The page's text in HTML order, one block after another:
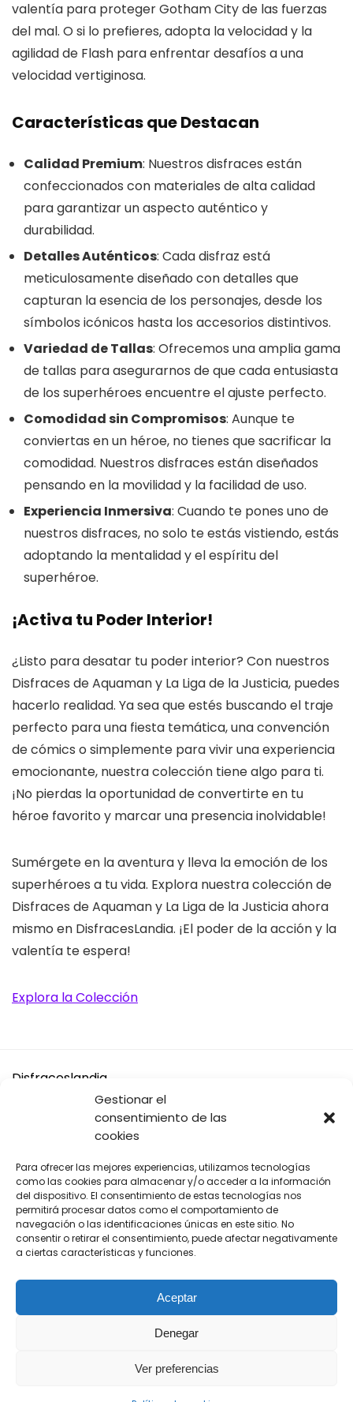
Gestionar el
consentimiento de las
cookies
Para ofrecer las mejores experiencias, utilizamos tecnologías
como las cookies para almacenar y/o acceder a la información
del dispositivo. El consentimiento de estas tecnologías nos
permitirá procesar datos como el comportamiento de
navegación o las identificaciones únicas en este sitio. No
consentir o retirar el consentimiento, puede afectar negativamente
a ciertas características y funciones.
Aceptar
Denegar
Ver preferencias
valentía para proteger Gotham City de las fuerzas
del mal. O si lo prefieres, adopta la velocidad y la
agilidad de Flash para enfrentar desafíos a una
velocidad vertiginosa.
Características que Destacan
Calidad Premium: Nuestros disfraces están
confeccionados con materiales de alta calidad
para garantizar un aspecto auténtico y
durabilidad.
Detalles Auténticos: Cada disfraz está
meticulosamente diseñado con detalles que
capturan la esencia de los personajes, desde los
símbolos icónicos hasta los accesorios distintivos.
Variedad de Tallas: Ofrecemos una amplia gama
de tallas para asegurarnos de que cada entusiasta
de los superhéroes encuentre el ajuste perfecto.
Comodidad sin Compromisos: Aunque te
conviertas en un héroe, no tienes que sacrificar la
comodidad. Nuestros disfraces están diseñados
pensando en la movilidad y la facilidad de uso.
Experiencia Inmersiva: Cuando te pones uno de
nuestros disfraces, no solo te estás vistiendo, estás
adoptando la mentalidad y el espíritu del
superhéroe.
¡Activa tu Poder Interior!
¿Listo para desatar tu poder interior? Con nuestros
Disfraces de Aquaman y La Liga de la Justicia, puedes
hacerlo realidad. Ya sea que estés buscando el traje
perfecto para una fiesta temática, una convención
de cómics o simplemente para vivir una experiencia
emocionante, nuestra colección tiene algo para ti.
¡No pierdas la oportunidad de convertirte en tu
héroe favorito y marcar una presencia inolvidable!
Sumérgete en la aventura y lleva la emoción de los
superhéroes a tu vida. Explora nuestra colección de
Disfraces de Aquaman y La Liga de la Justicia ahora
mismo en DisfracesLandia. ¡El poder de la acción y la
valentía te espera!
Explora la Colección
Disfraceslandia
Buscamos Disfraces Originales y divertidos, así como todo
tipo de accesorios y complementos para tu disfraz o tus
A cambio solo te pedimos que si vas a comprar en Amazon,
compres desde nuestros enlaces.
De cada venta recibimos una pequeña comisión para seguir
manteniendo este sitio web tan original y divertido para ti.